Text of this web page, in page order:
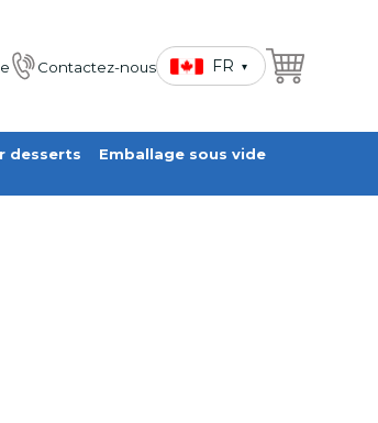
Contactez-nous FR ▾
desserts
Emballage sous vide